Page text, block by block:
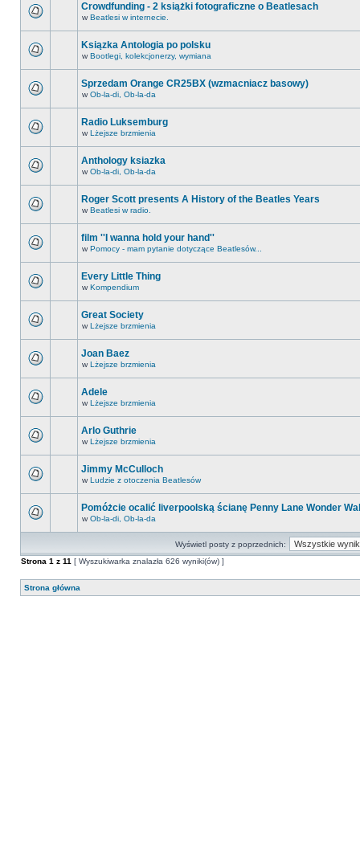
Crowdfunding - 2 książki fotograficzne o Beatlesach
w Beatlesi w internecie.
Ksiązka Antologia po polsku
w Bootlegi, kolekcjonerzy, wymiana
Sprzedam Orange CR25BX (wzmacniacz basowy)
w Ob-la-di, Ob-la-da
Radio Luksemburg
w Lżejsze brzmienia
Anthology ksiazka
w Ob-la-di, Ob-la-da
Roger Scott presents A History of the Beatles Years
w Beatlesi w radio.
film ''I wanna hold your hand''
w Pomocy - mam pytanie dotyczące Beatlesów...
Every Little Thing
w Kompendium
Great Society
w Lżejsze brzmienia
Joan Baez
w Lżejsze brzmienia
Adele
w Lżejsze brzmienia
Arlo Guthrie
w Lżejsze brzmienia
Jimmy McCulloch
w Ludzie z otoczenia Beatlesów
Pomóżcie ocalić liverpoolską ścianę Penny Lane Wonder
w Ob-la-di, Ob-la-da
Wyświetl posty z poprzednich:
Strona 1 z 11 [ Wyszukiwarka znalazła 626 wyniki(ów) ]
Strona główna